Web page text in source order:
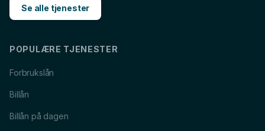
Se alle tjenester
POPULÆRE TJENESTER
Forbrukslån
Billån
Billån på dagen